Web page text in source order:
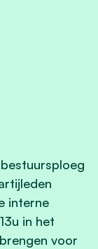
interne
in het
voor